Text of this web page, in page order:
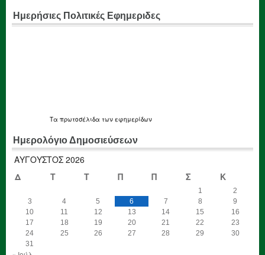
Ημερήσιες Πολιτικές Εφημεριδες
Τα πρωτοσέλιδα των εφημερίδων
Ημερολόγιο Δημοσιεύσεων
ΑΎΓΟΥΣΤΟΣ 2026
Δ
Τ Τ Π Π Σ Κ
1
2
3
4 5 6 7 8
9
10
11 12 13 14 15
16
17
18 19 20 21 22
23
24
25 26 27 28 29
30
31